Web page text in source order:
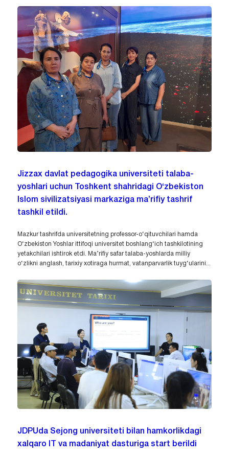
Jizzax davlat pedagogika universiteti talaba-
yoshlari uchun Toshkent shahridagi O‘zbekiston
Islom sivilizatsiyasi markaziga ma’rifiy tashrif
tashkil etildi.
Mazkur tashrifda universitetning professor-o‘qituvchilari hamda
O‘zbekiston Yoshlar ittifoqi universitet boshlang‘ich tashkilotining
yetakchilari ishtirok etdi. Ma’rifiy safar talaba-yoshlarda milliy
o‘zlikni anglash, tarixiy xotiraga hurmat, vatanparvarlik tuyg‘ularini...
JDPUda Sejong universiteti bilan hamkorlikdagi
xalqaro IT va madaniyat dasturiga start berildi